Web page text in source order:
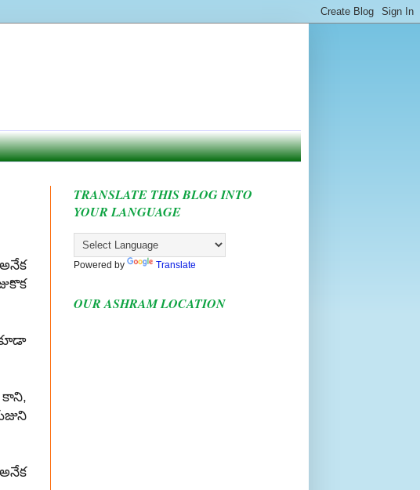
TRANSLATE THIS BLOG INTO
YOUR LANGUAGE
Powered by Translate
OUR ASHRAM LOCATION